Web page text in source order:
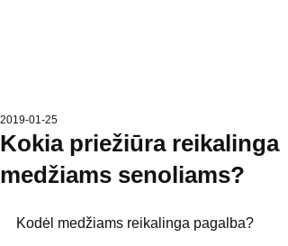
Kokia priežiūra reikalinga
medžiams senoliams?
2019-01-25
Kodėl medžiams reikalinga pagalba?